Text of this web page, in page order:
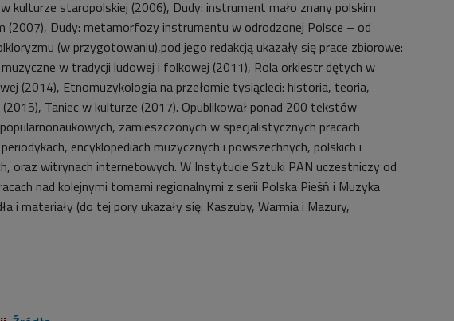
kulturze staropolskiej (2006), Dudy: instrument mało znany polskim
(2007), Dudy: metamorfozy instrumentu w odrodzonej Polsce – od
(w przygotowaniu),pod jego redakcją ukazały się prace zbiorowe:
w tradycji ludowej i folkowej (2011), Rola orkiestr dętych w
(2014), Etnomuzykologia na przełomie tysiącleci: historia, teoria,
Taniec w kulturze (2017). Opubli­kował ponad 200 tekstów
zamieszczonych w specja­listycznych pracach
encyklopediach muzycznych i powszechnych, pol­skich i
oraz witrynach internetowych. W Instytucie Sztuki PAN uczestniczy od
nad kolejnymi tomami regionalnymi z serii Polska Pieśń i Muzyka
i materiały (do tej pory ukazały się: Kaszuby, Warmia i Mazury,